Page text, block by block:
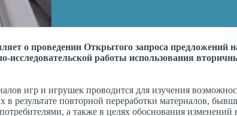
о проведении Открытого запроса предложений
исследовательской работы использования
игр и игрушек проводится для изучения
результате повторной переработки материалов,
а также в целях обоснования изменений